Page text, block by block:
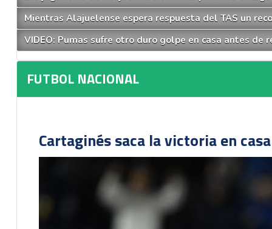
Mientras Alajuelense espera respuesta del TAS un
VIDEO: Pumas sufre otro duro golpe en casa antes de
FUTBOL NACIONAL
Cartaginés saca la victoria en